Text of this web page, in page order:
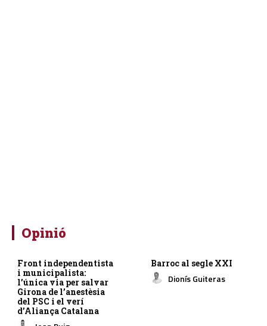
Opinió
Front independentista
i municipalista:
l’única via per salvar
Girona de l’anestèsia
del PSC i el verí
d’Aliança Catalana
Barroc al segle XXI
Dionís Guiteras